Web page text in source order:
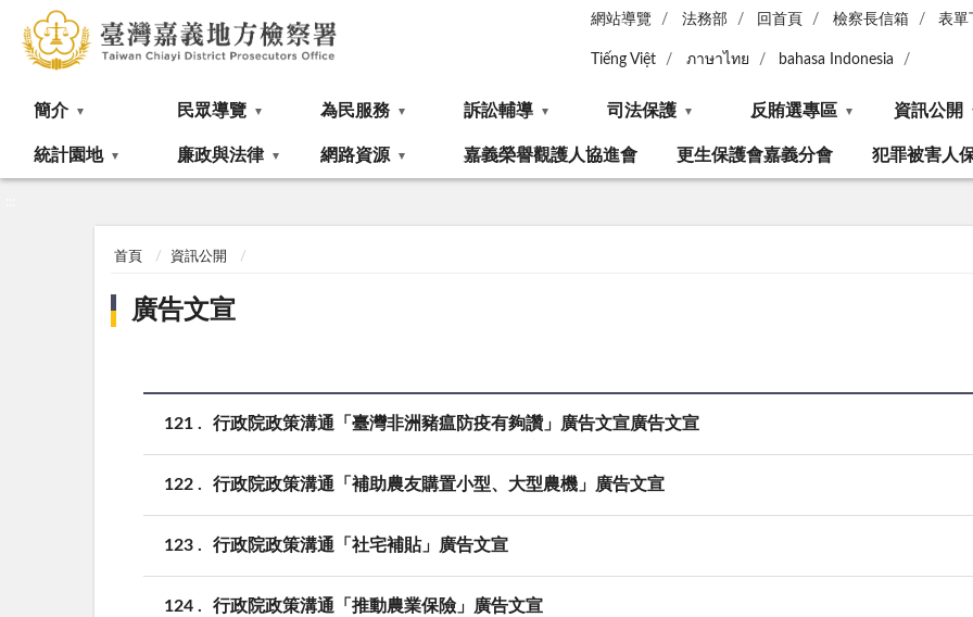
網站導覽 法務部 回首頁 檢察長信箱 表單
Tiếng Việt ภาษาไทย bahasa Indonesia
簡介 民眾導覽 為民服務 訴訟輔導 司法保護 反賄選專區 資訊公開
統計園地 廉政與法律 網路資源 嘉義榮譽觀護人協進會 更生保護會嘉義分會 犯罪被害人
首頁 資訊公開
廣告文宣
121 行政院政策溝通「臺灣非洲豬瘟防疫有夠讚」廣告文宣廣告文宣
122 行政院政策溝通「補助農友購置小型、大型農機」廣告文宣
123 行政院政策溝通「社宅補貼」廣告文宣
124 行政院政策溝通「推動農業保險」廣告文宣